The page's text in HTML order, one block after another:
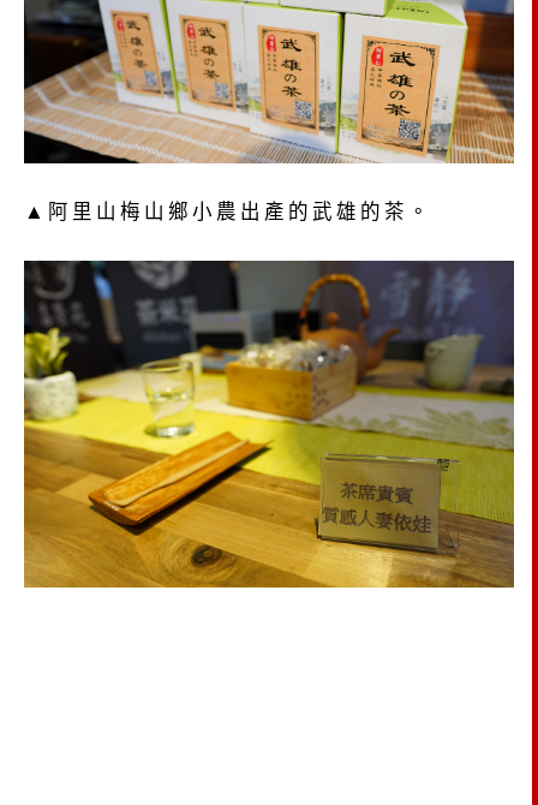
▲阿里山梅山鄉小農出產的武雄的茶。